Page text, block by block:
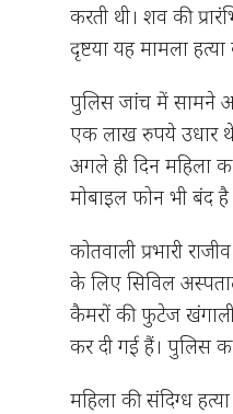
करती थी। शव की
दृष्टया यह मामला हत्या
पुलिस जांच में सामने
एक लाख रुपये उधार
अगले ही दिन
मोबाइल फोन भी बंद
कोतवाली प्रभारी
के लिए सिविल
कैमरों की फुटेज
कर दी गई हैं। पुलिस
महिला की संदिग्ध